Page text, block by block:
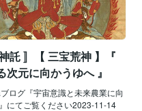
託 〛【 三宝荒神 】『
次元に向かうゆへ 』
ログ『宇宙意識と未来農業に向
にてご覧ください2023-11-14